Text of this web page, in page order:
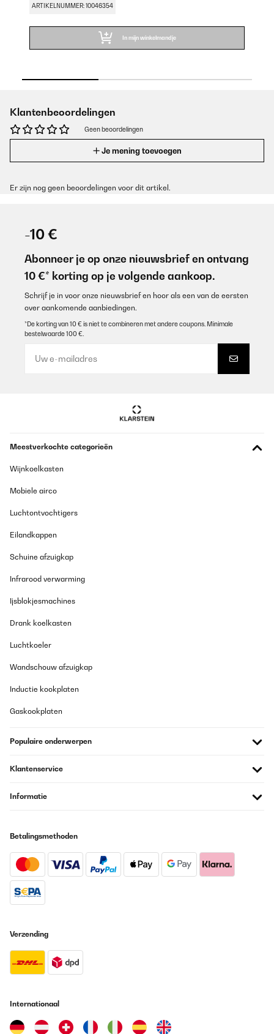
ARTIKELNUMMER: 10046354
In mijn winkelmandje
Klantenbeoordelingen
Geen beoordelingen
Je mening toevoegen
Er zijn nog geen beoordelingen voor dit artikel.
-10 €
Abonneer je op onze nieuwsbrief en ontvang
10 €* korting op je volgende aankoop.
Schrijf je in voor onze nieuwsbrief en hoor als een van de eersten
over aankomende aanbiedingen.
*De korting van 10 € is niet te combineren met andere coupons. Minimale
bestelwaarde 100 €.
Meestverkochte categorieën
Wijnkoelkasten
Mobiele airco
Luchtontvochtigers
Eilandkappen
Schuine afzuigkap
Infrarood verwarming
Ijsblokjesmachines
Drank koelkasten
Luchtkoeler
Wandschouw afzuigkap
Inductie kookplaten
Gaskookplaten
Populaire onderwerpen
Klantenservice
Informatie
Betalingsmethoden
Verzending
Internationaal